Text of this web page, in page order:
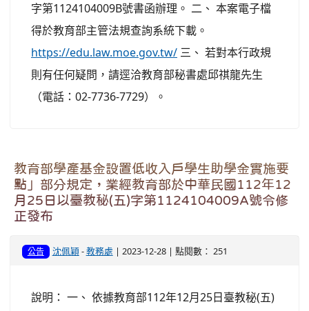
字第1124104009B號書函辦理。 二、 本案電子檔
得於教育部主管法規查詢系統下載。
https://edu.law.moe.gov.tw/ 三、 若對本行政規
則有任何疑問，請逕洽教育部秘書處邱祺龍先生
（電話：02-7736-7729）。
教育部學產基金設置低收入戶學生助學金實施要
點」部分規定，業經教育部於中華民國112年12
月25日以臺教秘(五)字第1124104009A號令修
正發布
公告 沈佩穎-教務處 | 2023-12-28 | 點閱數： 251
說明： 一、 依據教育部112年12月25日臺教秘(五)